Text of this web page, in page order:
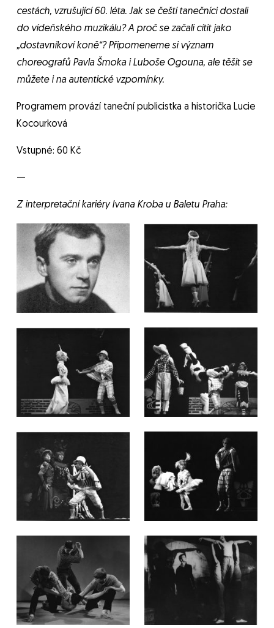
cestách, vzrušující 60. léta. Jak se čeští tanečníci dostali
do vídeňského muzikálu? A proč se začali cítit jako
„dostavníkoví koně“? Připomeneme si význam
choreografů Pavla Šmoka i Luboše Ogouna, ale těšit se
můžete i na autentické vzpomínky.
Programem provází taneční publicistka a historička Lucie
Kocourková
Vstupné: 60 Kč
—
Z interpretační kariéry Ivana Kroba u Baletu Praha: